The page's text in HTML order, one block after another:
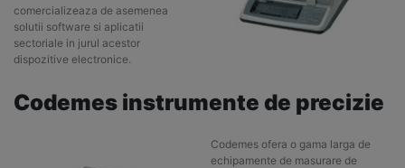
comercializeaza de asemenea
solutii software si aplicatii
sectoriale in jurul acestor
dispozitive electronice.
Codemes instrumente de precizie
Codemes ofera o gama larga de
echipamente de masurare de